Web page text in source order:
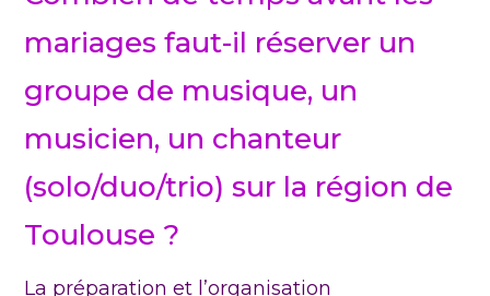
mariages faut-il réserver un
groupe de musique, un
musicien, un chanteur
(solo/duo/trio) sur la région de
Toulouse ?
La préparation et l’organisation